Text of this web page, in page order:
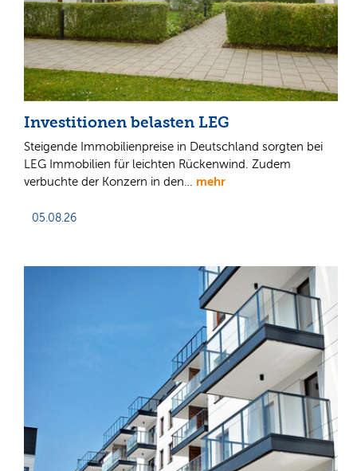
Investitionen belasten LEG
Steigende Immobilienpreise in Deutschland sorgten bei
LEG Immobilien für leichten Rückenwind. Zudem
verbuchte der Konzern in den… mehr
05.08.26